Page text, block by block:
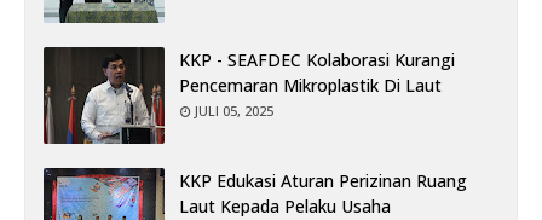
KKP - SEAFDEC Kolaborasi Kurangi
Pencemaran Mikroplastik Di Laut
JULI 05, 2025
KKP Edukasi Aturan Perizinan Ruang
Laut Kepada Pelaku Usaha